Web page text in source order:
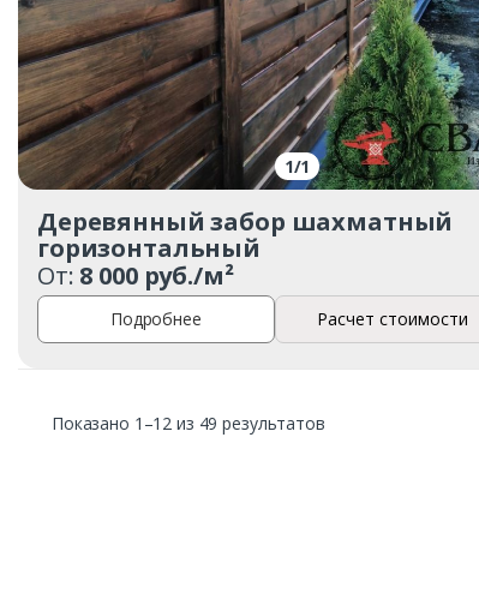
1/1
Деревянный забор шахматный
горизонтальный
От: 8 000 руб./м²
Подробнее Расчет стоимости
Показано 1–12 из 49 результатов